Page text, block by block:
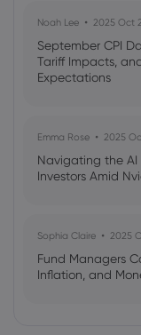
Noah Lee 2025 Oct
September CPI
Tariff Impacts,
Expectations
Emma Rose 2025
Navigating the AI
Investors Amid
Sophia Claire 2025
Fund Managers
Inflation, and